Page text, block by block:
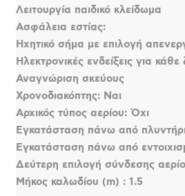
Λειτουργία παιδικό κλείδωμα
Ασφάλεια εστίας:
Ηχητικό σήμα με επιλογή
Ηλεκτρονικές ενδείξεις για
Αναγνώριση σκεύους
Χρονοδιακόπτης: Ναι
Αρχικός τύπος αερίου: Όχι
Εγκατάσταση πάνω από
Εγκατάσταση πάνω από
Δεύτερη επιλογή σύνδεσης
Μήκος καλωδίου (m) : 1.5